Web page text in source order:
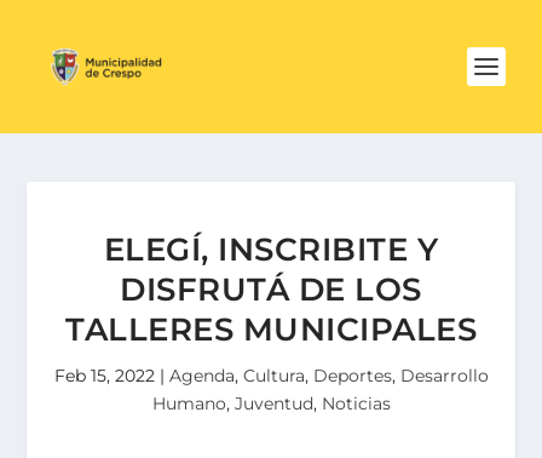
ELEGÍ, INSCRIBITE Y
DISFRUTÁ DE LOS
TALLERES MUNICIPALES
Feb 15, 2022| Agenda, Cultura, Deportes, Desarrollo
Humano, Juventud, Noticias